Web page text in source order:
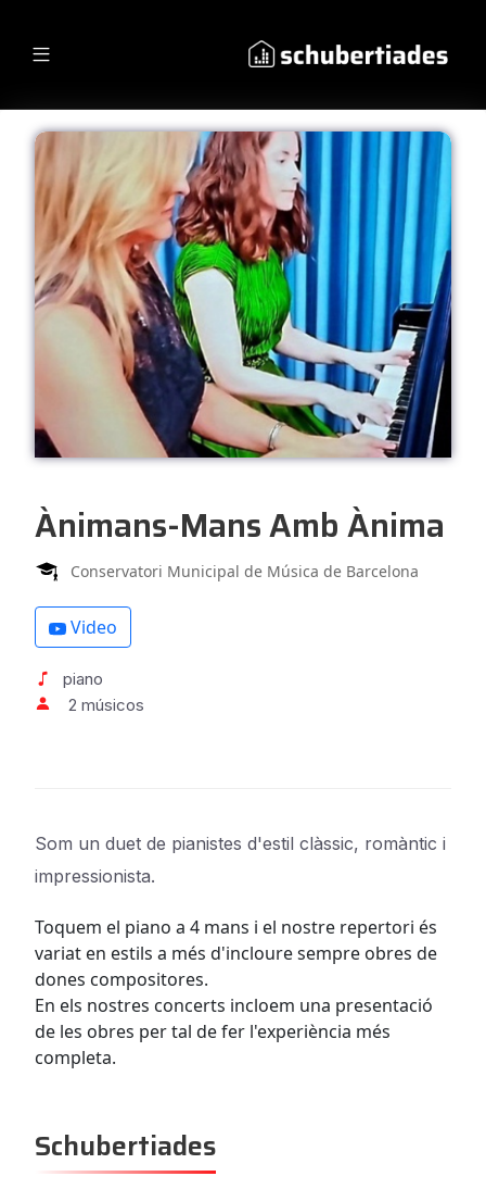
Ànimans-Mans Amb Ànima
Conservatori Municipal de Música de Barcelona
Video
piano
2 músicos
Som un duet de pianistes d'estil clàssic, romàntic i
impressionista.
Toquem el piano a 4 mans i el nostre repertori és
variat en estils a més d'incloure sempre obres de
dones compositores.
En els nostres concerts incloem una presentació
de les obres per tal de fer l'experiència més
completa.
Schubertiades